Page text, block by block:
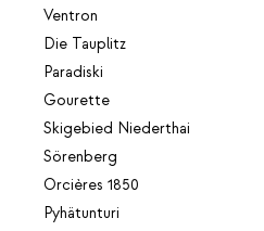
Ventron
Die Tauplitz
Paradiski
Gourette
Skigebied Niederthai
Sörenberg
Orcières 1850
Pyhätunturi